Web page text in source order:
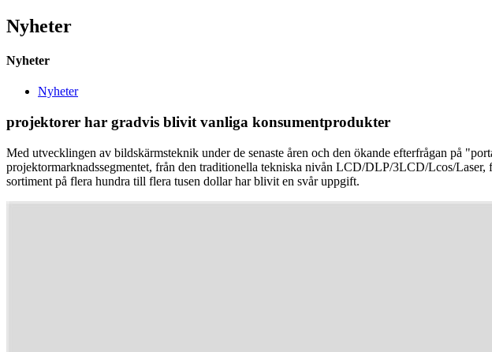
Nyheter
Nyheter
Nyheter
projektorer har gradvis blivit vanliga konsumentprodukter
Med utvecklingen av bildskärmsteknik under de senaste åren och den ökande efterfrågan på
projektormarknadssegmentet, från den traditionella tekniska nivån LCD/DLP/3LCD/Lcos/
sortiment på flera hundra till flera tusen dollar har blivit en svår uppgift.